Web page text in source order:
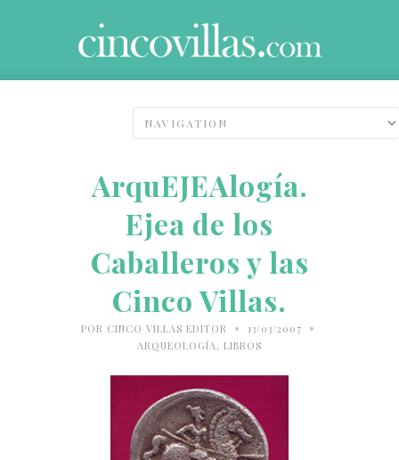
ArquEJEAlogía.
Ejea de los
Caballeros y las
Cinco Villas.
POR CINCO VILLAS EDITOR • 13/03/2007 •
ARQUEOLOGÍA , LIBROS